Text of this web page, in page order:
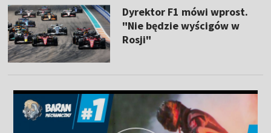
Dyrektor F1 mówi wprost.
"Nie będzie wyścigów w
Rosji"